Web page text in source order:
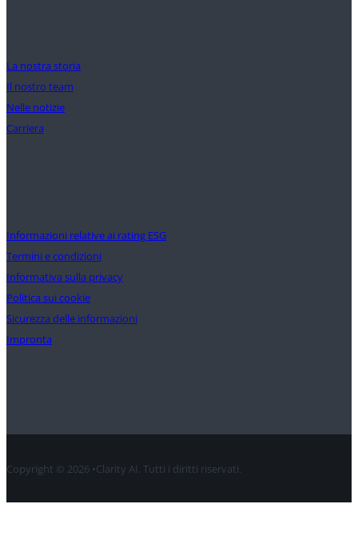
La nostra storia
Il nostro team
Nelle notizie
Carriera
Informazioni relative ai rating ESG
Termini e condizioni
Informativa sulla privacy
Politica sui cookie
Sicurezza delle informazioni
Impronta
Copyright © 2026 •Clarity AI. Tutti i diritti riservati.